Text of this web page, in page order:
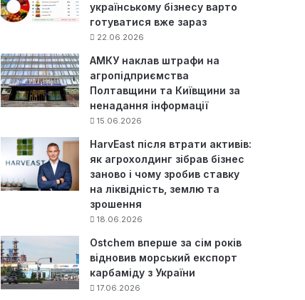
українському бізнесу варто
готуватися вже зараз
22.06.2026
АМКУ наклав штрафи на
агропідприємства
Полтавщини та Київщини за
ненадання інформації
15.06.2026
HarvEast після втрати активів:
як агрохолдинг зібрав бізнес
заново і чому зробив ставку
на ліквідність, землю та
зрошення
18.06.2026
Ostchem вперше за сім років
відновив морський експорт
карбаміду з України
17.06.2026